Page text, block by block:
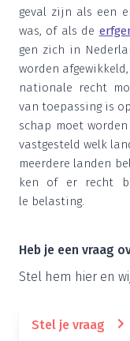
geval zijn als een
was, of als de
gen zich in
wor­den
na­ti­o­na­le recht
van toe­pas­sing is
schap moet
vast­ge­steld welk
meer­de­re lan­den
ken of er recht
le belasting.
Heb je een vraag
Stel hem hier en
Stel je vraag